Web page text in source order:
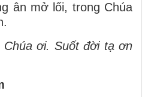
ân mở lối, trong Chúa
ơi. Suốt đời tạ ơn